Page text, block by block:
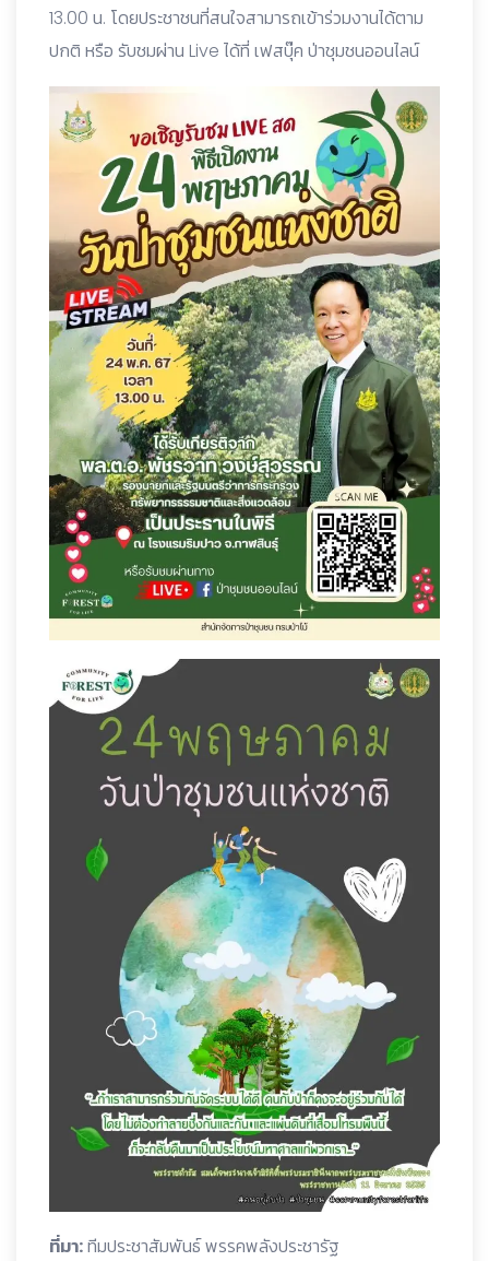
13.00 น. โดยประชาชนที่สนใจสามารถเข้าร่วมงานได้ตาม
ปกติ หรือ รับชมผ่าน Live ได้ที่ เฟสบุ๊ค ป่าชุมชนออนไลน์
ที่มา:ทีมประชาสัมพันธ์ พรรคพลังประชารัฐ